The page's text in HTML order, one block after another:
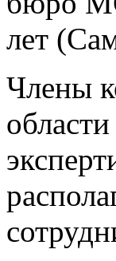
лет
Члены